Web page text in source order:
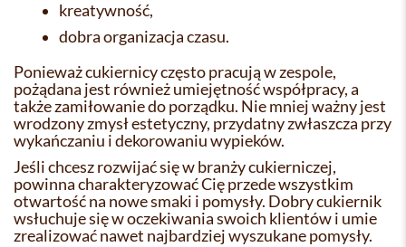
kreatywność,
dobra organizacja czasu.
Ponieważ cukiernicy często pracują w zespole,
pożądana jest również umiejętność współpracy, a
także zamiłowanie do porządku. Nie mniej ważny jest
wrodzony zmysł estetyczny, przydatny zwłaszcza przy
wykańczaniu i dekorowaniu wypieków.
Jeśli chcesz rozwijać się w branży cukierniczej,
powinna charakteryzować Cię przede wszystkim
otwartość na nowe smaki i pomysły. Dobry cukiernik
wsłuchuje się w oczekiwania swoich klientów i umie
zrealizować nawet najbardziej wyszukane pomysły.